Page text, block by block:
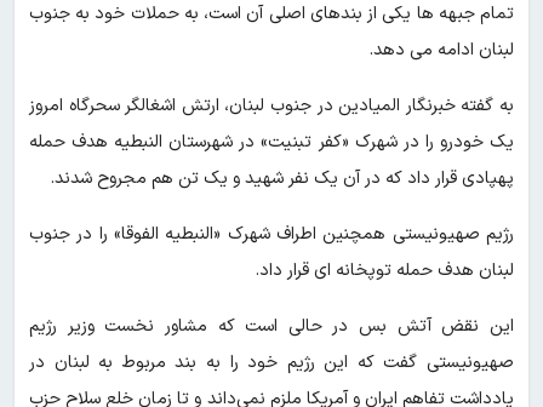
تمام جبهه ها یکی از بندهای اصلی آن است، به حملات خود به جنوب
لبنان ادامه می دهد.
به گفته خبرنگار المیادین در جنوب لبنان، ارتش اشغالگر سحرگاه امروز
یک خودرو را در شهرک «کفر تبنیت» در شهرستان النبطیه هدف حمله
پهپادی قرار داد که در آن یک نفر شهید و یک تن هم مجروح شدند.
رژیم صهیونیستی همچنین اطراف شهرک «النبطیه الفوقا» را در جنوب
لبنان هدف حمله توپخانه ای قرار داد.
این نقض آتش بس در حالی است که مشاور نخست وزیر رژیم
صهیونیستی گفت که این رژیم خود را به بند مربوط به لبنان در
یادداشت تفاهم ایران و آمریکا ملزم نمی‌داند و تا زمان خلع سلاح حزب